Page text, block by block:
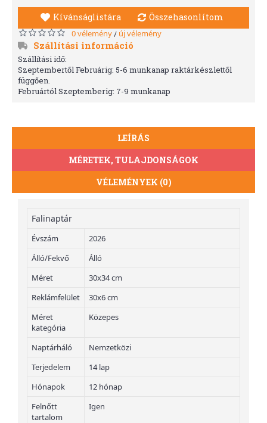
Kívánságlistára Összehasonlítom
0 vélemény/ új vélemény
Szállítási információ
Szállítási idő:
Szeptembertől Februárig: 5-6 munkanap raktárkészlettől
függően.
Februártól Szeptemberig: 7-9 munkanap
LEÍRÁS
MÉRETEK, TULAJDONSÁGOK
VÉLEMÉNYEK (0)
Falinaptár
Évszám
2026
Álló/Fekvő
Álló
Méret
30x34 cm
Reklámfelület
30x6 cm
Méret
kategória
Közepes
Naptárháló
Nemzetközi
Terjedelem
14 lap
Hónapok
12 hónap
Felnőtt
tartalom
Igen